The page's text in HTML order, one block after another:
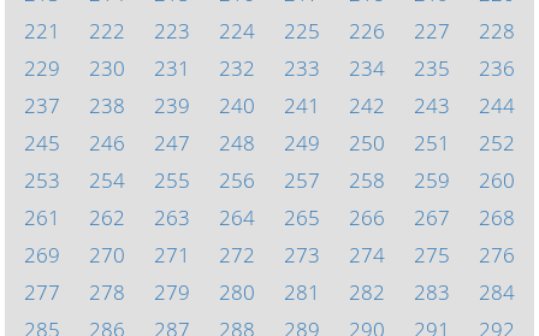
221
222 223 224 225 226 227
228
229
230 231 232 233 234 235
236
237
238 239 240 241 242 243
244
245
246 247 248 249 250 251
252
253
254 255 256 257 258 259
260
261
262 263 264 265 266 267
268
269
270 271 272 273 274 275
276
277
278 279 280 281 282 283
284
285
286 287 288 289 290 291
292